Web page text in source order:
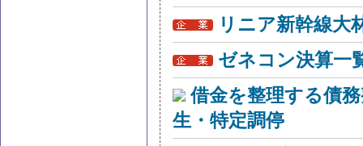
リニア新幹線大
ゼネコン決算一
借金を整理する債
生・特定調停